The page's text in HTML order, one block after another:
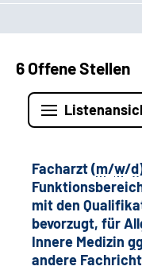
6 Offene Stellen
Facharzt (m/w/d
mit den
bevorzugt, für
Innere Medizin
andere